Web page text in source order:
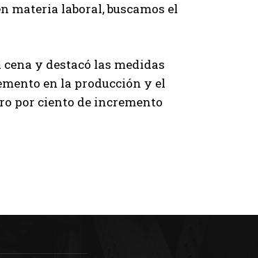
materia laboral, buscamos el
y destacó las medidas
en la producción y el
por ciento de incremento